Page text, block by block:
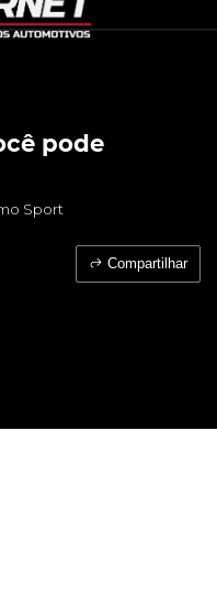
pode
Sport
Compartilhar